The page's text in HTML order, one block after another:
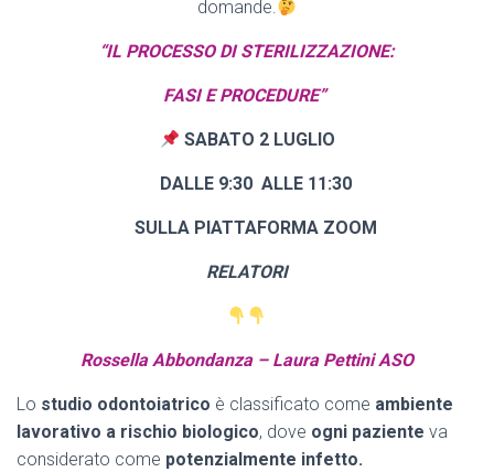
domande.
“IL PROCESSO DI STERILIZZAZIONE:
FASI E PROCEDURE”
SABATO 2 LUGLIO
DALLE 9:30 ALLE 11:30
SULLA PIATTAFORMA ZOOM
RELATORI
Rossella Abbondanza – Laura Pettini ASO
Lo studio odontoiatrico è classificato come ambiente
lavorativo a rischio biologico, dove ogni paziente va
considerato come potenzialmente infetto.